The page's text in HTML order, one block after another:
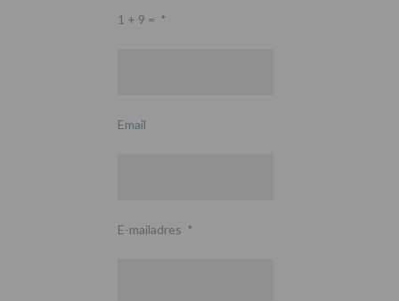
1 + 9 = *
Email
E-mailadres *